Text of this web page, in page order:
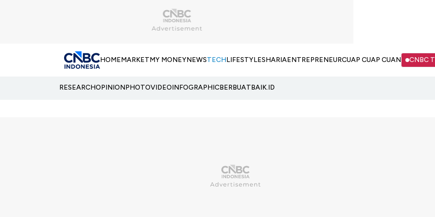
HOMEMARKETMY MONEYNEWSTECHLIFESTYLESHARIAENTREPRENEURCUAP CUAP CUAN CNBC
RESEARCHOPINIONPHOTOVIDEOINFOGRAPHICBERBUATBAIK.ID